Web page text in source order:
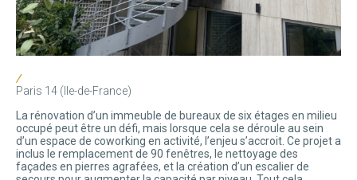
/
Paris 14 (Ile-de-France)
La rénovation d’un immeuble de bureaux de six étages en milieu
occupé peut être un défi, mais lorsque cela se déroule au sein
d’un espace de coworking en activité, l’enjeu s’accroit. Ce projet a
inclus le remplacement de 90 fenêtres, le nettoyage des
façades en pierres agrafées, et la création d’un escalier de